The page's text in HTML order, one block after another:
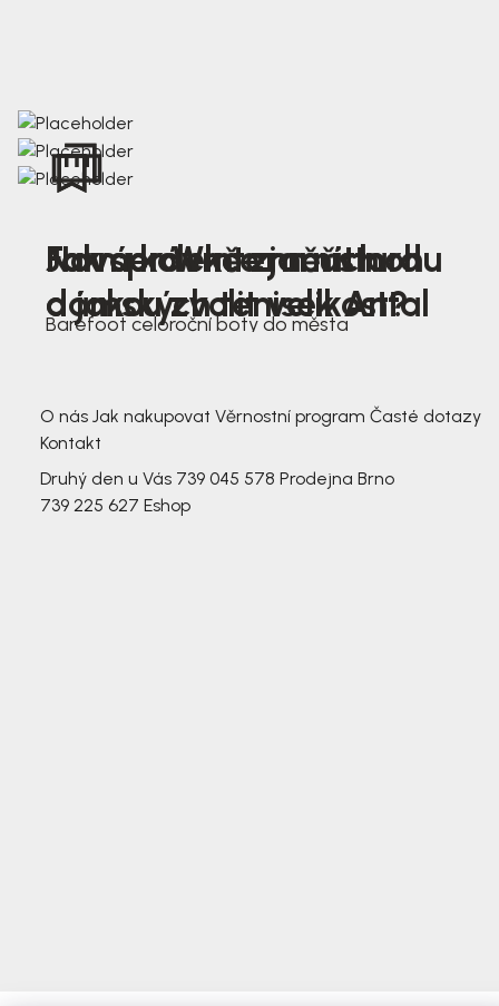
Nová kolekce jarních
dámských tenisek Antal
Jak správně změřit nohu
a jakou zvolit velikost?
Farmer Winter mustard
Barefoot celoroční boty do města
O nás Jak nakupovat Věrnostní program Časté dotazy
Kontakt
Druhý den u Vás 739 045 578 Prodejna Brno
739 225 627 Eshop